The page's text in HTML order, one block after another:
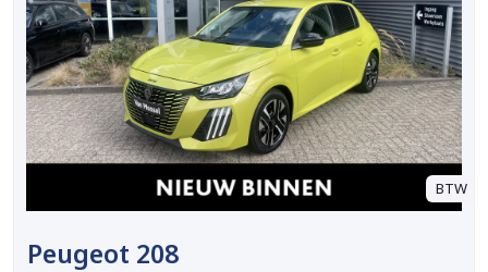
BTW
Peugeot 208